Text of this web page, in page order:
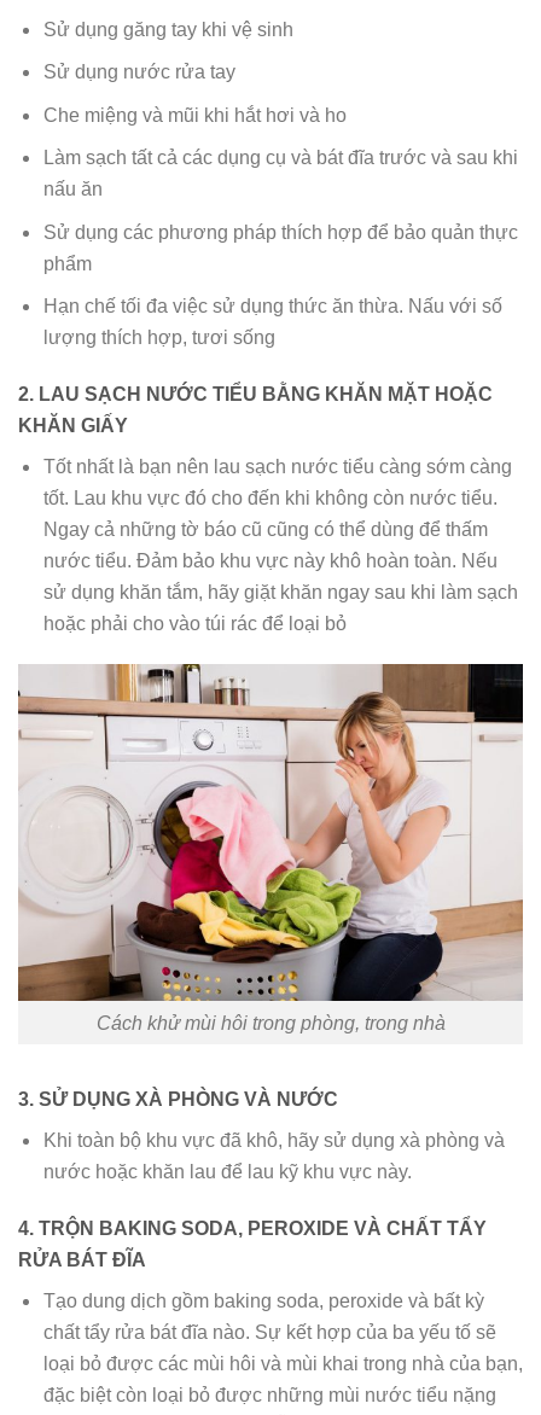
Sử dụng găng tay khi vệ sinh
Sử dụng nước rửa tay
Che miệng và mũi khi hắt hơi và ho
Làm sạch tất cả các dụng cụ và bát đĩa trước và sau khi
nấu ăn
Sử dụng các phương pháp thích hợp để bảo quản thực
phẩm
Hạn chế tối đa việc sử dụng thức ăn thừa. Nấu với số
lượng thích hợp, tươi sống
2. LAU SẠCH NƯỚC TIỂU BẰNG KHĂN MẶT HOẶC
KHĂN GIẤY
Tốt nhất là bạn nên lau sạch nước tiểu càng sớm càng
tốt. Lau khu vực đó cho đến khi không còn nước tiểu.
Ngay cả những tờ báo cũ cũng có thể dùng để thấm
nước tiểu. Đảm bảo khu vực này khô hoàn toàn. Nếu
sử dụng khăn tắm, hãy giặt khăn ngay sau khi làm sạch
hoặc phải cho vào túi rác để loại bỏ
Cách khử mùi hôi trong phòng, trong nhà
3. SỬ DỤNG XÀ PHÒNG VÀ NƯỚC
Khi toàn bộ khu vực đã khô, hãy sử dụng xà phòng và
nước hoặc khăn lau để lau kỹ khu vực này.
4. TRỘN BAKING SODA, PEROXIDE VÀ CHẤT TẨY
RỬA BÁT ĐĨA
Tạo dung dịch gồm baking soda, peroxide và bất kỳ
chất tẩy rửa bát đĩa nào. Sự kết hợp của ba yếu tố sẽ
loại bỏ được các mùi hôi và mùi khai trong nhà của bạn,
đặc biệt còn loại bỏ được những mùi nước tiểu nặng